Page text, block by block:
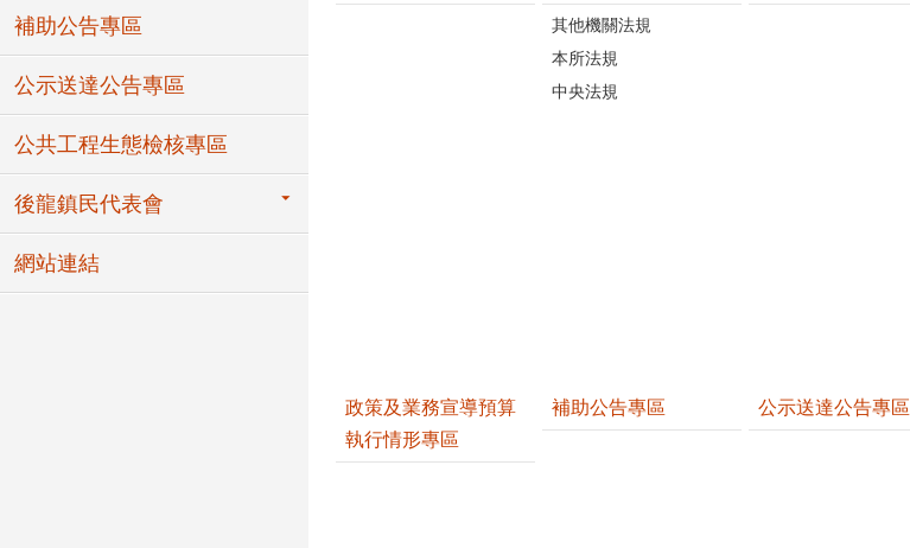
補助公告專區
公示送達公告專區
公共工程生態檢核專區
後龍鎮民代表會
網站連結
其他機關法規
本所法規
中央法規
政策及業務宣導預算
執行情形專區
補助公告專區 公示送達公告專區